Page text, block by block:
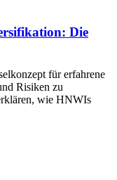
Die
für erfahrene
Risiken zu
wie HNWIs